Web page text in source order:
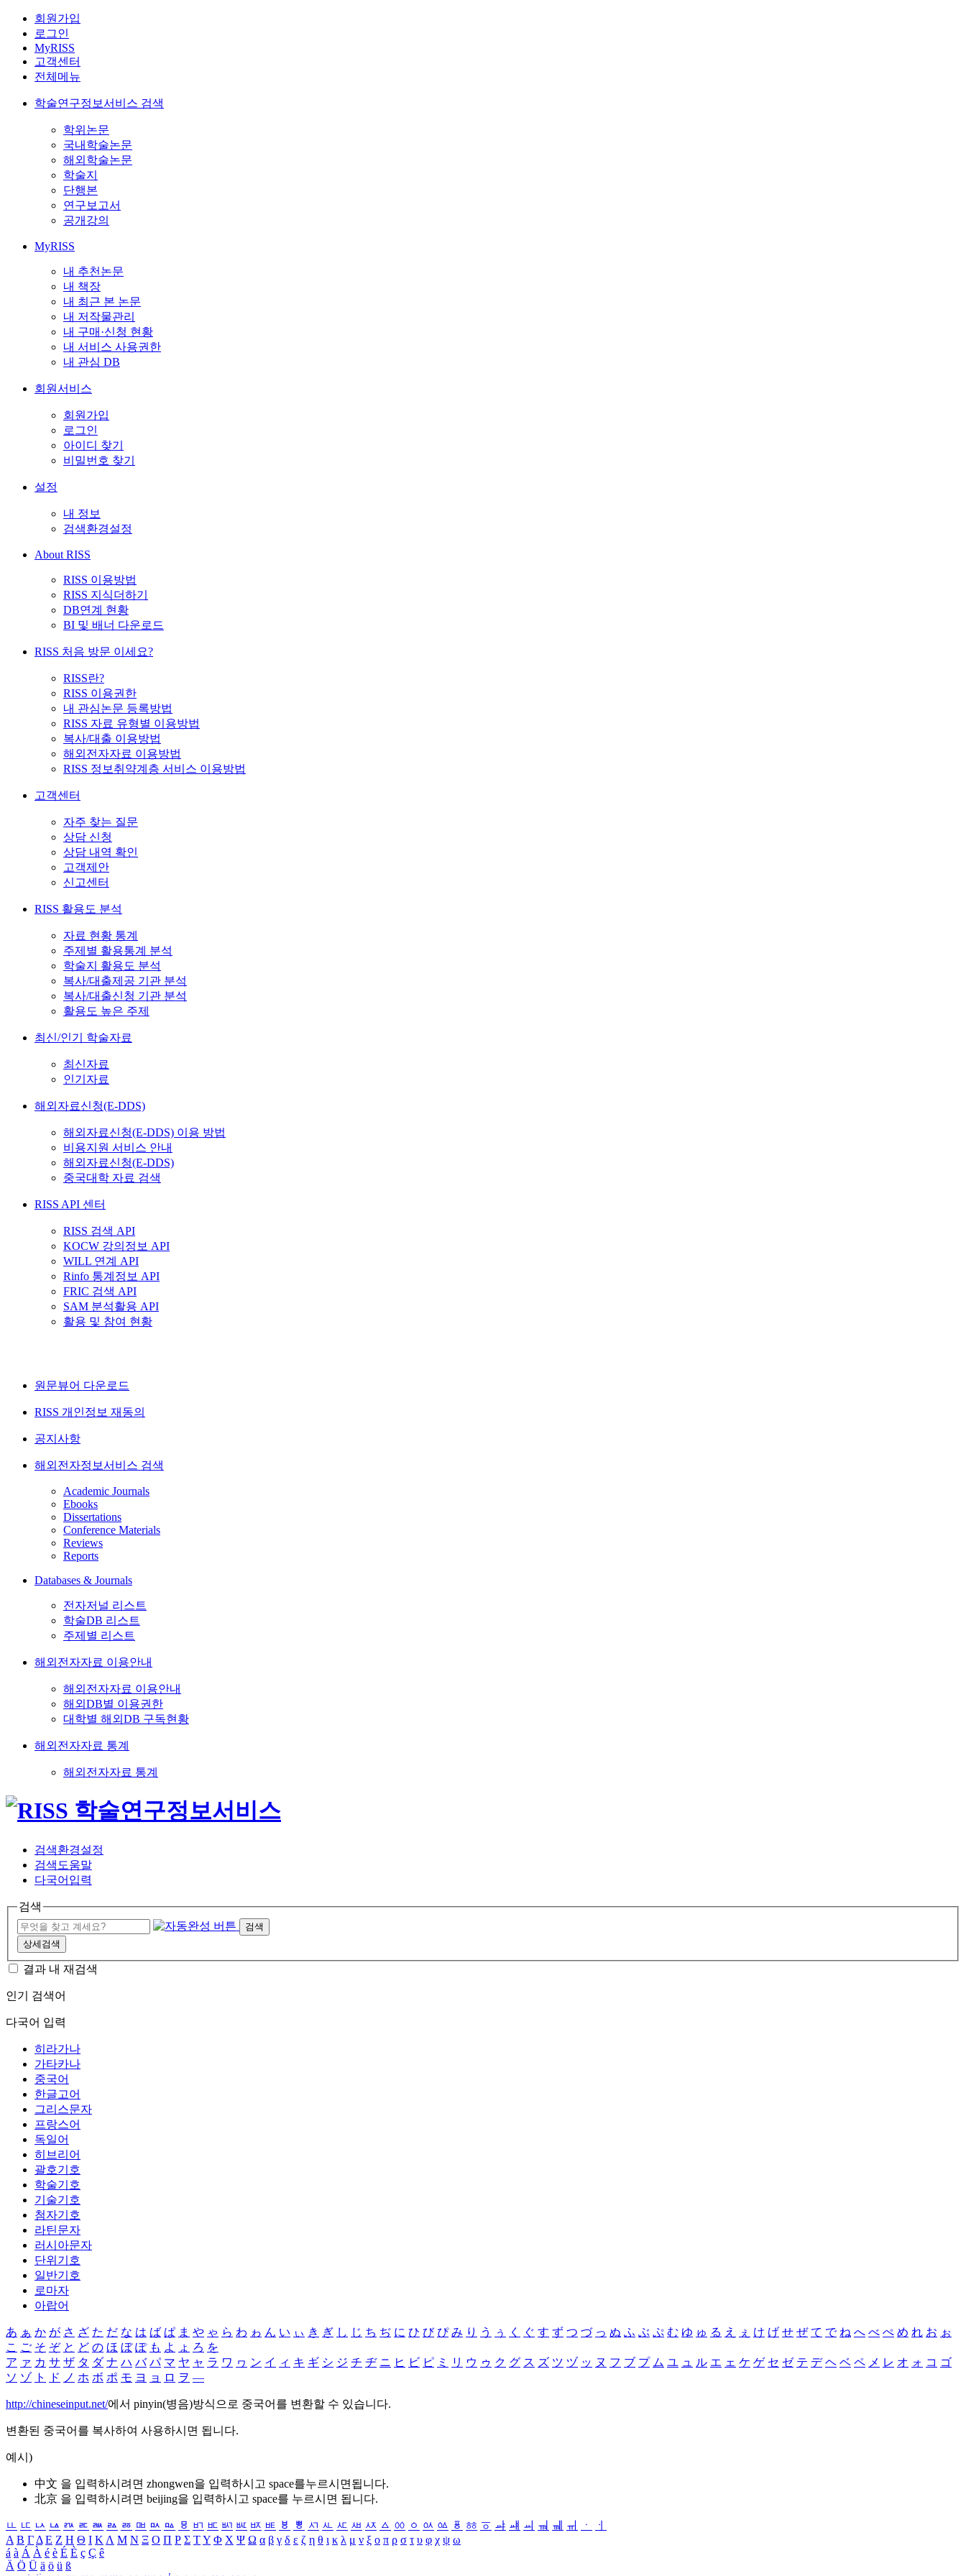
회원가입
로그인
MyRISS
고객센터
전체메뉴
학술연구정보서비스 검색
학위논문
국내학술논문
해외학술논문
학술지
단행본
연구보고서
공개강의
MyRISS
내 추천논문
내 책장
내 최근 본 논문
내 저작물관리
내 구매·신청 현황
내 서비스 사용권한
내 관심 DB
회원서비스
회원가입
로그인
아이디 찾기
비밀번호 찾기
설정
내 정보
검색환경설정
About RISS
RISS 이용방법
RISS 지식더하기
DB연계 현황
BI 및 배너 다운로드
RISS 처음 방문 이세요?
RISS란?
RISS 이용권한
내 관심논문 등록방법
RISS 자료 유형별 이용방법
복사/대출 이용방법
해외전자자료 이용방법
RISS 정보취약계층 서비스 이용방법
고객센터
자주 찾는 질문
상담 신청
상담 내역 확인
고객제안
신고센터
RISS 활용도 분석
자료 현황 통계
주제별 활용통계 분석
학술지 활용도 분석
복사/대출제공 기관 분석
복사/대출신청 기관 분석
활용도 높은 주제
최신/인기 학술자료
최신자료
인기자료
해외자료신청(E-DDS)
해외자료신청(E-DDS) 이용 방법
비용지원 서비스 안내
해외자료신청(E-DDS)
중국대학 자료 검색
RISS API 센터
RISS 검색 API
KOCW 강의정보 API
WILL 연계 API
Rinfo 통계정보 API
FRIC 검색 API
SAM 분석활용 API
활용 및 참여 현황
원문뷰어 다운로드
RISS 개인정보 재동의
공지사항
해외전자정보서비스 검색
Academic Journals
Ebooks
Dissertations
Conference Materials
Reviews
Reports
Databases & Journals
전자저널 리스트
학술DB 리스트
주제별 리스트
해외전자자료 이용안내
해외전자자료 이용안내
해외DB별 이용권한
대학별 해외DB 구독현황
해외전자자료 통계
해외전자자료 통계
검색환경설정
검색도움말
다국어입력
검색
검색
상세검색
결과 내 재검색
인기 검색어
다국어 입력
히라가나
가타카나
중국어
한글고어
그리스문자
프랑스어
독일어
히브리어
괄호기호
학술기호
기술기호
첨자기호
라틴문자
러시아문자
단위기호
일반기호
로마자
아랍어
あ ぁ か が さ ざ た だ な は ば ぱ ま や ゃ ら わ ゎ ん い ぃ き ぎ し じ ち ぢ に ひ び ぴ み り う ぅ く ぐ す ず つ づ っ ぬ ふ ぶ ぷ む ゆ ゅ る え ぇ け げ せ ぜ て で ね へ べ ぺ め れ お ぉ
こ ご そ ぞ と ど の ほ ぼ ぽ も よ ょ ろ を
ア ァ カ サ ザ タ ダ ナ ハ バ パ マ ヤ ャ ラ ワ ヮ ン イ ィ キ ギ シ ジ チ ヂ ニ ヒ ビ ピ ミ リ ウ ゥ ク グ ス ズ ツ ヅ ッ ヌ フ ブ プ ム ユ ュ ル エ ェ ケ ゲ セ ゼ テ デ ヘ ベ ペ メ レ オ ォ コ ゴ
ソ ゾ ト ド ノ ホ ボ ポ モ ヨ ョ ロ ヲ ―
http://chineseinput.net/에서 pinyin(병음)방식으로 중국어를 변환할 수 있습니다.
변환된 중국어를 복사하여 사용하시면 됩니다.
예시)
中文 을 입력하시려면 zhongwen을 입력하시고 space를누르시면됩니다.
北京 을 입력하시려면 beijing을 입력하시고 space를 누르시면 됩니다.
ㅥ ㅦ ㅧ ㅨ ㅩ ㅪ ㅫ ㅬ ㅭ ㅮ ㅯ ㅰ ㅱ ㅲ ㅳ ㅴ ㅵ ㅶ ㅷ ㅸ ㅹ ㅺ ㅻ ㅼ ㅽ ㅾ ㅿ ㆀ ㆁ ㆂ ㆃ ㆄ ㆅ ㆆ ㆇ ㆈ ㆉ ㆊ ㆋ ㆌ ㆍ
ㆎ
Α Β ΓΔ Ε Ζ Η Θ Ι ΚΛ Μ Ν Ξ Ο Π Ρ Σ ΤΥ Φ Χ Ψ Ω α β γ δ ε ζ η θ ι κ λ μ ν ξ ο π ρ σ τ υ φ χ ψ ω
á à Á À é è É È ç Ç ê
Ä Ö Ü ä ö ü ß